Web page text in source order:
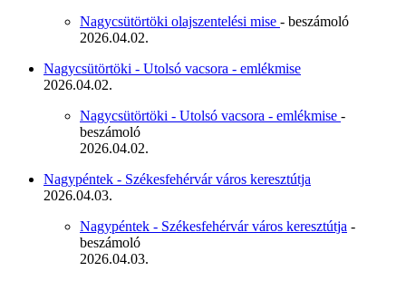
Nagycsütörtöki olajszentelési mise - beszámoló
2026.04.02.
Nagycsütörtöki - Utolsó vacsora - emlékmise
2026.04.02.
Nagycsütörtöki - Utolsó vacsora - emlékmise -
beszámoló
2026.04.02.
Nagypéntek - Székesfehérvár város keresztútja
2026.04.03.
Nagypéntek - Székesfehérvár város keresztútja -
beszámoló
2026.04.03.